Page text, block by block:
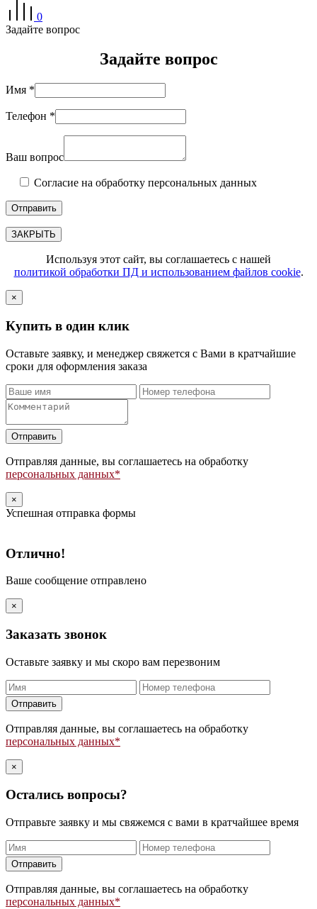
0
Задайте вопрос
Задайте вопрос
Имя *
Телефон *
Ваш вопрос
Согласие на обработку персональных данных
ЗАКРЫТЬ
Используя этот сайт, вы соглашаетесь с нашей
политикой обработки ПД и использованием файлов cookie.
×
Купить в один клик
Оставьте заявку, и менеджер свяжется с Вами в кратчайшие
сроки для оформления заказа
Оставьте
это
поле
пустым.
Отправляя данные, вы соглашаетесь на обработку
персональных данных*
×
Успешная отправка формы
Отлично!
Ваше сообщение отправлено
×
Заказать звонок
Оставьте заявку и мы скоро вам перезвоним
Оставьте
это
поле
пустым.
Отправляя данные, вы соглашаетесь на обработку
персональных данных*
×
Остались вопросы?
Отправьте заявку и мы свяжемся с вами в кратчайшее время
Оставьте
это
поле
пустым.
Отправляя данные, вы соглашаетесь на обработку
персональных данных*